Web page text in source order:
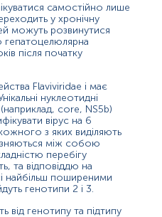
люди з іншими
з часом,
лише один раз. Цей
як скринінговий тест
проводити лише
РНК гепатиту С.
лікування та
захворювання;
гепатиту С;
самостійно лише
у хронічну
можуть розвинутися
гепатоцелюлярна
після початку
Flaviviridae і має
нуклеотидні
core, NS5b)
вірус на 6
з яких виділяють
між собою
перебігу
та відповіддю на
найбільш поширеними
генотипи 2 і 3.
від генотипу та підтипу